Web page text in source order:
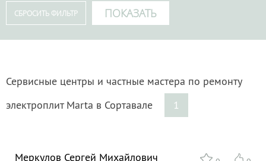
Сервисные центры и частные мастера по ремонту
электроплит Marta в Сортавале
1
Меркулов Сергей Михайлович